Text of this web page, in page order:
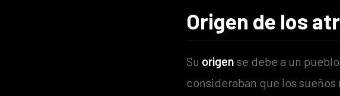
Origen de los
Su origen se debe a un
consideraban que los